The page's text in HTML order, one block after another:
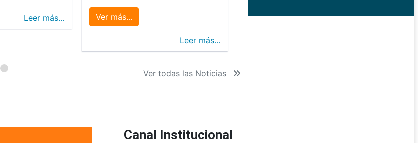
Leer más... Ver más...
Leer más...
Ver todas las Noticias
Canal Institucional